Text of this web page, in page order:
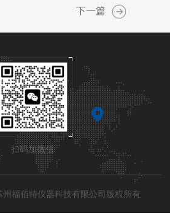
下一篇
扫码加微信
福佰特仪器科技有限公司版权所有